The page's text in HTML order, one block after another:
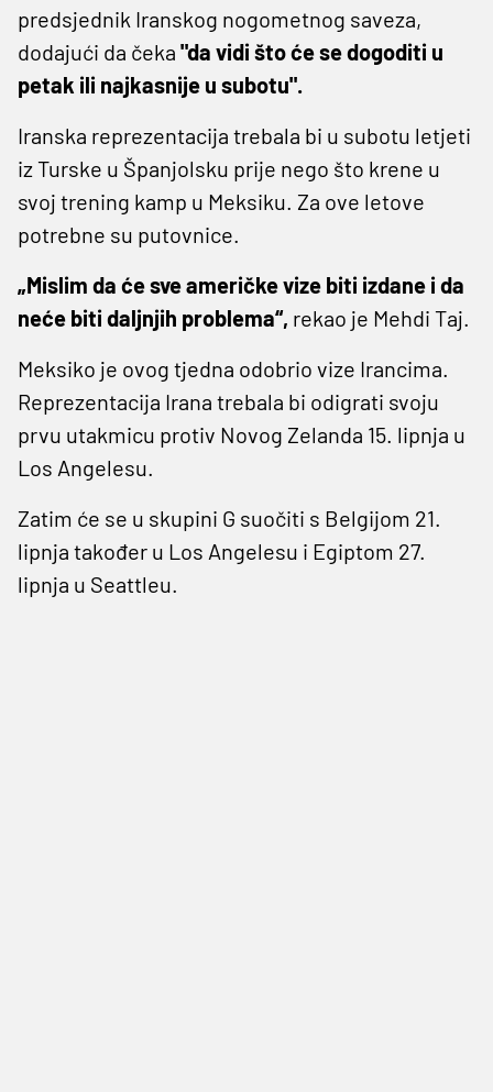
predsjednik Iranskog nogometnog saveza,
dodajući da čeka "da vidi što će se dogoditi u
petak ili najkasnije u subotu".
Iranska reprezentacija trebala bi u subotu letjeti
iz Turske u Španjolsku prije nego što krene u
svoj trening kamp u Meksiku. Za ove letove
potrebne su putovnice.
„Mislim da će sve američke vize biti izdane i da
neće biti daljnjih problema“, rekao je Mehdi Taj.
Meksiko je ovog tjedna odobrio vize Irancima.
Reprezentacija Irana trebala bi odigrati svoju
prvu utakmicu protiv Novog Zelanda 15. lipnja u
Los Angelesu.
Zatim će se u skupini G suočiti s Belgijom 21.
lipnja također u Los Angelesu i Egiptom 27.
lipnja u Seattleu.